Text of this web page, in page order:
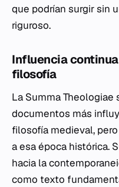
que podrían surgir sin
riguroso.
Influencia
filosofía
La Summa Theologiae
documentos más
filosofía medieval,
a esa época histórica.
hacia la
como texto